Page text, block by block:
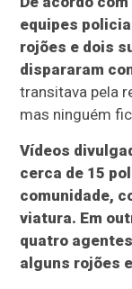
equipes
rojões e dois
dispararam
transitava pela
mas ninguém
Vídeos
cerca de 15
comunidade,
viatura. Em
quatro
alguns rojões